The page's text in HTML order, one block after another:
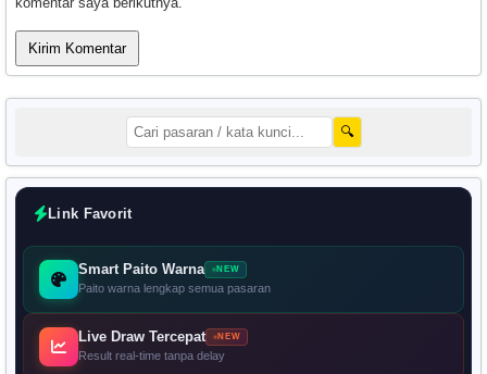
🔍
Link Favorit
Smart Paito Warna NEW
Paito warna lengkap semua pasaran
Live Draw Tercepat NEW
Result real-time tanpa delay